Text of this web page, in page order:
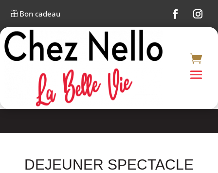
Bon cadeau
DEJEUNER SPECTACLE